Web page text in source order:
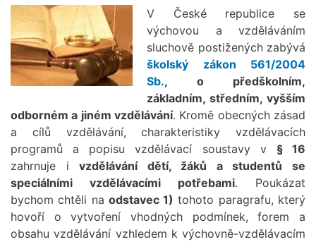
V České republice se
výchovou a vzděláváním
sluchově postižených zabývá
školský zákon 561/2004
Sb., o předškolním,
základním, středním, vyšším
odborném a jiném vzdělávání. Kromě obecných zásad
a cílů vzdělávání, charakteristiky vzdělávacích
programů a popisu vzdělávací soustavy v § 16
zahrnuje ivzdělávání dětí, žáků a studentů se
speciálními vzdělávacími potřebami. Poukázat
bychom chtěli na odstavec 1) tohoto paragrafu, který
hovoří o vytvoření vhodných podmínek, forem a
obsahu vzdělávání vzhledem k výchovně-vzdělávacím